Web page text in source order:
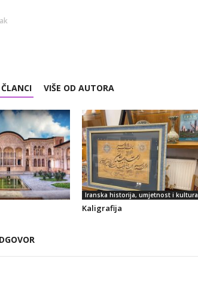
VIŠE OD AUTORA
Iranska historija, umjetnost i kultura
Kaligrafija